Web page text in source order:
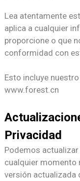
Lea atentamente
aplica a cualquier
proporcione o que
conformidad con
Esto incluye
www.forest.cn
Privacidad
Podemos
cualquier momento
versión actualizada